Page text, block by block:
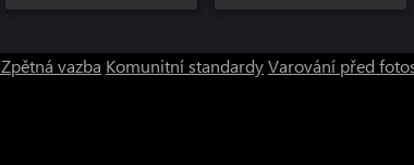
Zpětná vazba Komunitní standardyVarování před